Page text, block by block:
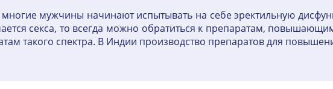
мужчины начинают испытывать на себе эректильную
секса, то всегда можно обратиться к препаратам,
такого спектра. В Индии производство препаратов для